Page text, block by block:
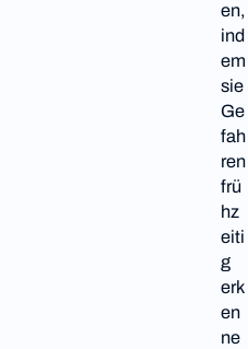
en,
ind
em
sie
Ge
fah
ren
frü
hz
eiti
g
erk
en
ne